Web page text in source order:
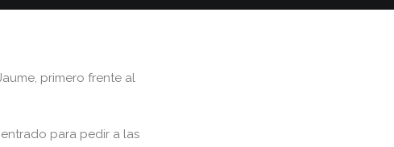
primero frente al
para pedir a las